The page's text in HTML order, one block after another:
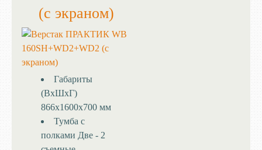
(с экраном)
Габариты
(ВхШхГ)
866x1600x700 мм
Тумба с
полками Две - 2